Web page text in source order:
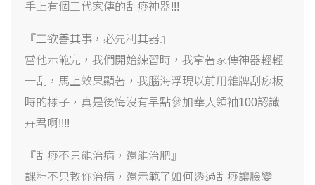
手上有個三代家傳的刮痧神器!!!
『工欲善其事，必先利其器』
當他示範完，我們開始練習時，我拿著家傳神器輕輕
一刮，馬上效果顯著，我腦海浮現以前用雜牌刮痧板
時的樣子，真是後悔沒有早點參加華人領袖100認識
卉君啊 !!!!
『刮痧不只能治病，還能治肥』
課程不只教你治病，還示範了如何透過刮痧讓臉變